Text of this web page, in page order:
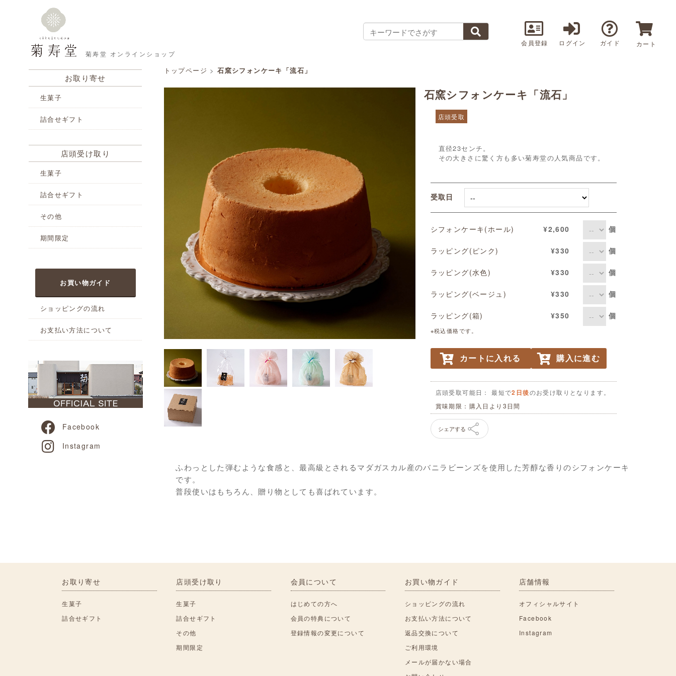
会員登録 ログイン ガイド カート
菊寿堂 オンラインショップ
お取り寄せ
生菓子
詰合せギフト
店頭受け取り
生菓子
詰合せギフト
その他
期間限定
お買い物ガイド
ショッピングの流れ
お支払い方法について
Facebook
Instagram
トップページ >石窯シフォンケーキ「流石」
石窯シフォンケーキ「流石」
店頭受取
直径23センチ。
その大きさに驚く方も多い菊寿堂の人気商品です。
受取日
シフォンケーキ(ホール) ¥2,600 個
ラッピング(ピンク) ¥330 個
ラッピング(水色) ¥330 個
ラッピング(ベージュ) ¥330 個
ラッピング(箱) ¥350 個
※税込価格です。
カートに入れる 購入に進む
店頭受取可能日： 最短で2日後のお受け取りとなります。
賞味期限：購入日より3日間
シェアする
ふわっとした弾むような食感と、最高級とされるマダガスカル産のバニラビーンズを使用した芳醇な香りのシフォンケーキ
です。
普段使いはもちろん、贈り物としても喜ばれています。
お取り寄せ
生菓子
詰合せギフト
店頭受け取り
生菓子
詰合せギフト
その他
期間限定
会員について
はじめての方へ
会員の特典について
登録情報の変更について
お買い物ガイド
ショッピングの流れ
お支払い方法について
返品交換について
ご利用環境
メールが届かない場合
店舗情報
オフィシャルサイト
Facebook
Instagram